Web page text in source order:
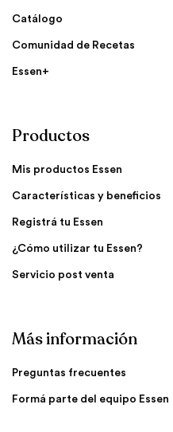
Catálogo
Comunidad de Recetas
Essen+
Productos
Mis productos Essen
Características y beneficios
Registrá tu Essen
¿Cómo utilizar tu Essen?
Servicio post venta
Más información
Preguntas frecuentes
Formá parte del equipo Essen